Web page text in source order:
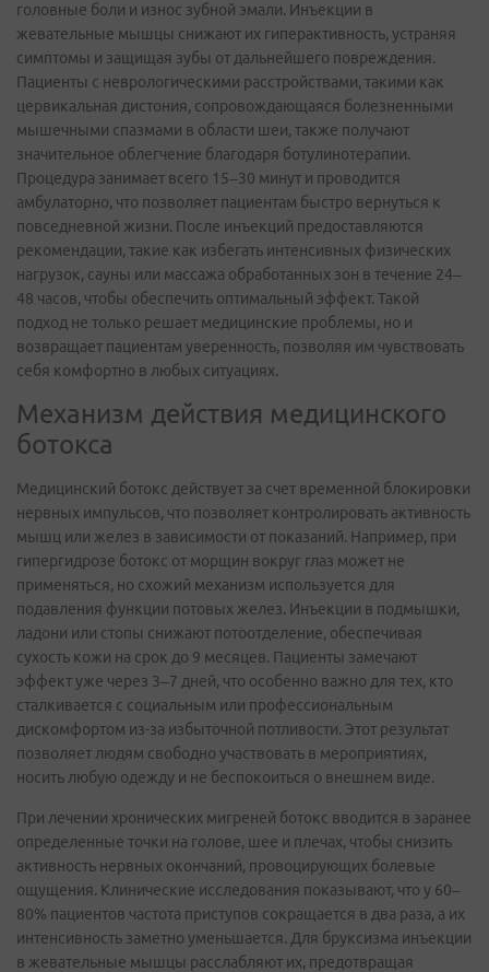
головные боли и износ зубной эмали. Инъекции в
жевательные мышцы снижают их гиперактивность, устраняя
симптомы и защищая зубы от дальнейшего повреждения.
Пациенты с неврологическими расстройствами, такими как
цервикальная дистония, сопровождающаяся болезненными
мышечными спазмами в области шеи, также получают
значительное облегчение благодаря ботулинотерапии.
Процедура занимает всего 15–30 минут и проводится
амбулаторно, что позволяет пациентам быстро вернуться к
повседневной жизни. После инъекций предоставляются
рекомендации, такие как избегать интенсивных физических
нагрузок, сауны или массажа обработанных зон в течение 24–
48 часов, чтобы обеспечить оптимальный эффект. Такой
подход не только решает медицинские проблемы, но и
возвращает пациентам уверенность, позволяя им чувствовать
себя комфортно в любых ситуациях.
Механизм действия медицинского
ботокса
Медицинский ботокс действует за счет временной блокировки
нервных импульсов, что позволяет контролировать активность
мышц или желез в зависимости от показаний. Например, при
гипергидрозе ботокс от морщин вокруг глаз может не
применяться, но схожий механизм используется для
подавления функции потовых желез. Инъекции в подмышки,
ладони или стопы снижают потоотделение, обеспечивая
сухость кожи на срок до 9 месяцев. Пациенты замечают
эффект уже через 3–7 дней, что особенно важно для тех, кто
сталкивается с социальным или профессиональным
дискомфортом из-за избыточной потливости. Этот результат
позволяет людям свободно участвовать в мероприятиях,
носить любую одежду и не беспокоиться о внешнем виде.
При лечении хронических мигреней ботокс вводится в заранее
определенные точки на голове, шее и плечах, чтобы снизить
активность нервных окончаний, провоцирующих болевые
ощущения. Клинические исследования показывают, что у 60–
80% пациентов частота приступов сокращается в два раза, а их
интенсивность заметно уменьшается. Для бруксизма инъекции
в жевательные мышцы расслабляют их, предотвращая